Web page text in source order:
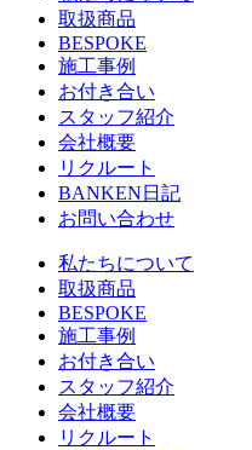
取扱商品
BESPOKE
施工事例
お付き合い
スタッフ紹介
会社概要
リクルート
BANKEN日記
お問い合わせ
私たちについて
取扱商品
BESPOKE
施工事例
お付き合い
スタッフ紹介
会社概要
リクルート